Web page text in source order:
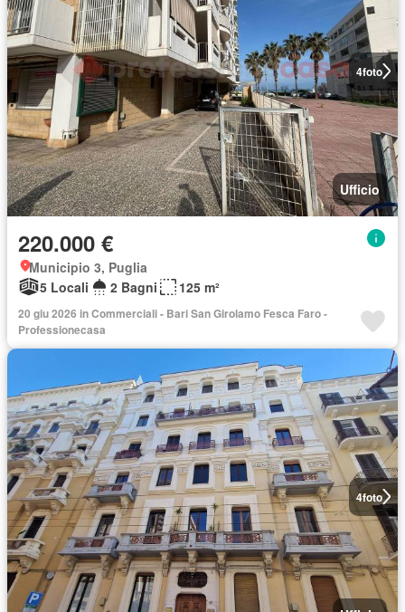
4foto
Ufficio
220.000 €
Municipio 3, Puglia
5 Locali
2 Bagni 125 m²
20 giu 2026 in Commerciali - Bari San Girolamo Fesca Faro -
Professionecasa
4foto